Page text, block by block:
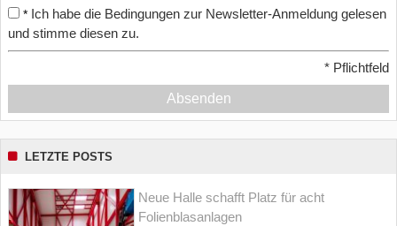
* Ich habe die Bedingungen zur Newsletter-Anmeldung gelesen
und stimme diesen zu.
* Pflichtfeld
Absenden
LETZTE POSTS
Neue Halle schafft Platz für acht
Folienblasanlagen